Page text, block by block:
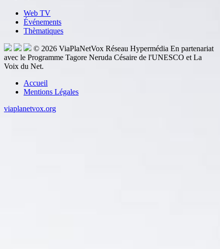
Web TV
Événements
Thèmatiques
© 2026 ViaPlaNetVox Réseau Hypermédia En partenariat
avec le Programme Tagore Neruda Césaire de l'UNESCO et La
Voix du Net.
Accueil
Mentions Légales
viaplanetvox.org